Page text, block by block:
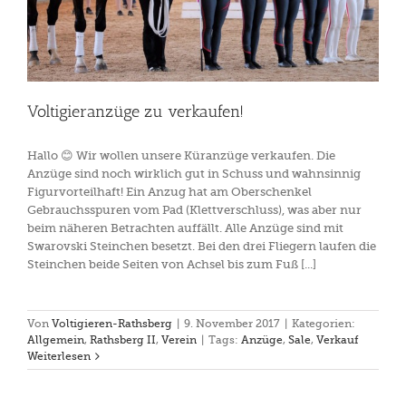
Voltigieranzüge zu verkaufen!
Hallo 😊 Wir wollen unsere Küranzüge verkaufen. Die
Anzüge sind noch wirklich gut in Schuss und wahnsinnig
Figurvorteilhaft! Ein Anzug hat am Oberschenkel
Gebrauchsspuren vom Pad (Klettverschluss), was aber nur
beim näheren Betrachten auffällt. Alle Anzüge sind mit
Swarovski Steinchen besetzt. Bei den drei Fliegern laufen die
Steinchen beide Seiten von Achsel bis zum Fuß [...]
Von Voltigieren-Rathsberg 9. November 2017
Kategorien:
Allgemein, Rathsberg II, Verein Tags: Anzüge, Sale, Verkauf
Weiterlesen